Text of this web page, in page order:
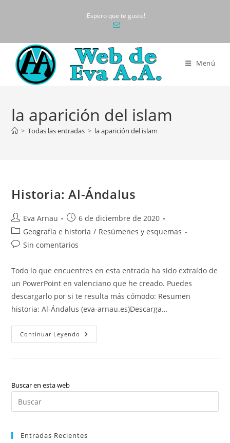
¡Espero que te guste!
Menú
la aparición del islam
> Todas las entradas > la aparición del islam
Historia: Al-Ándalus
Autor
de
la
entrada:
Eva Arnau
Publicación
de
entrada:
6 de diciembre de 2020
Categoría
de
Geografía e historia / Resúmenes y esquemas
Comentarios
la
entrada:
Sin comentarios
Todo lo que encuentres en esta entrada ha sido extraído de
un PowerPoint en valenciano que he creado. Puedes
descargarlo por si te resulta más cómodo: Resumen
historia: Al-Ándalus (eva-arnau.es)Descarga…
Continuar Leyendo Historia:
Al-
Buscar en esta web
Entradas Recientes